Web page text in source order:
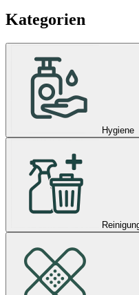
Kategorien
Hygiene